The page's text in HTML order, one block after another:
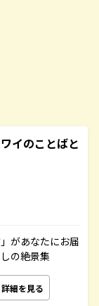
イのことばと
があなたにお届
の絶景集
詳細を見る